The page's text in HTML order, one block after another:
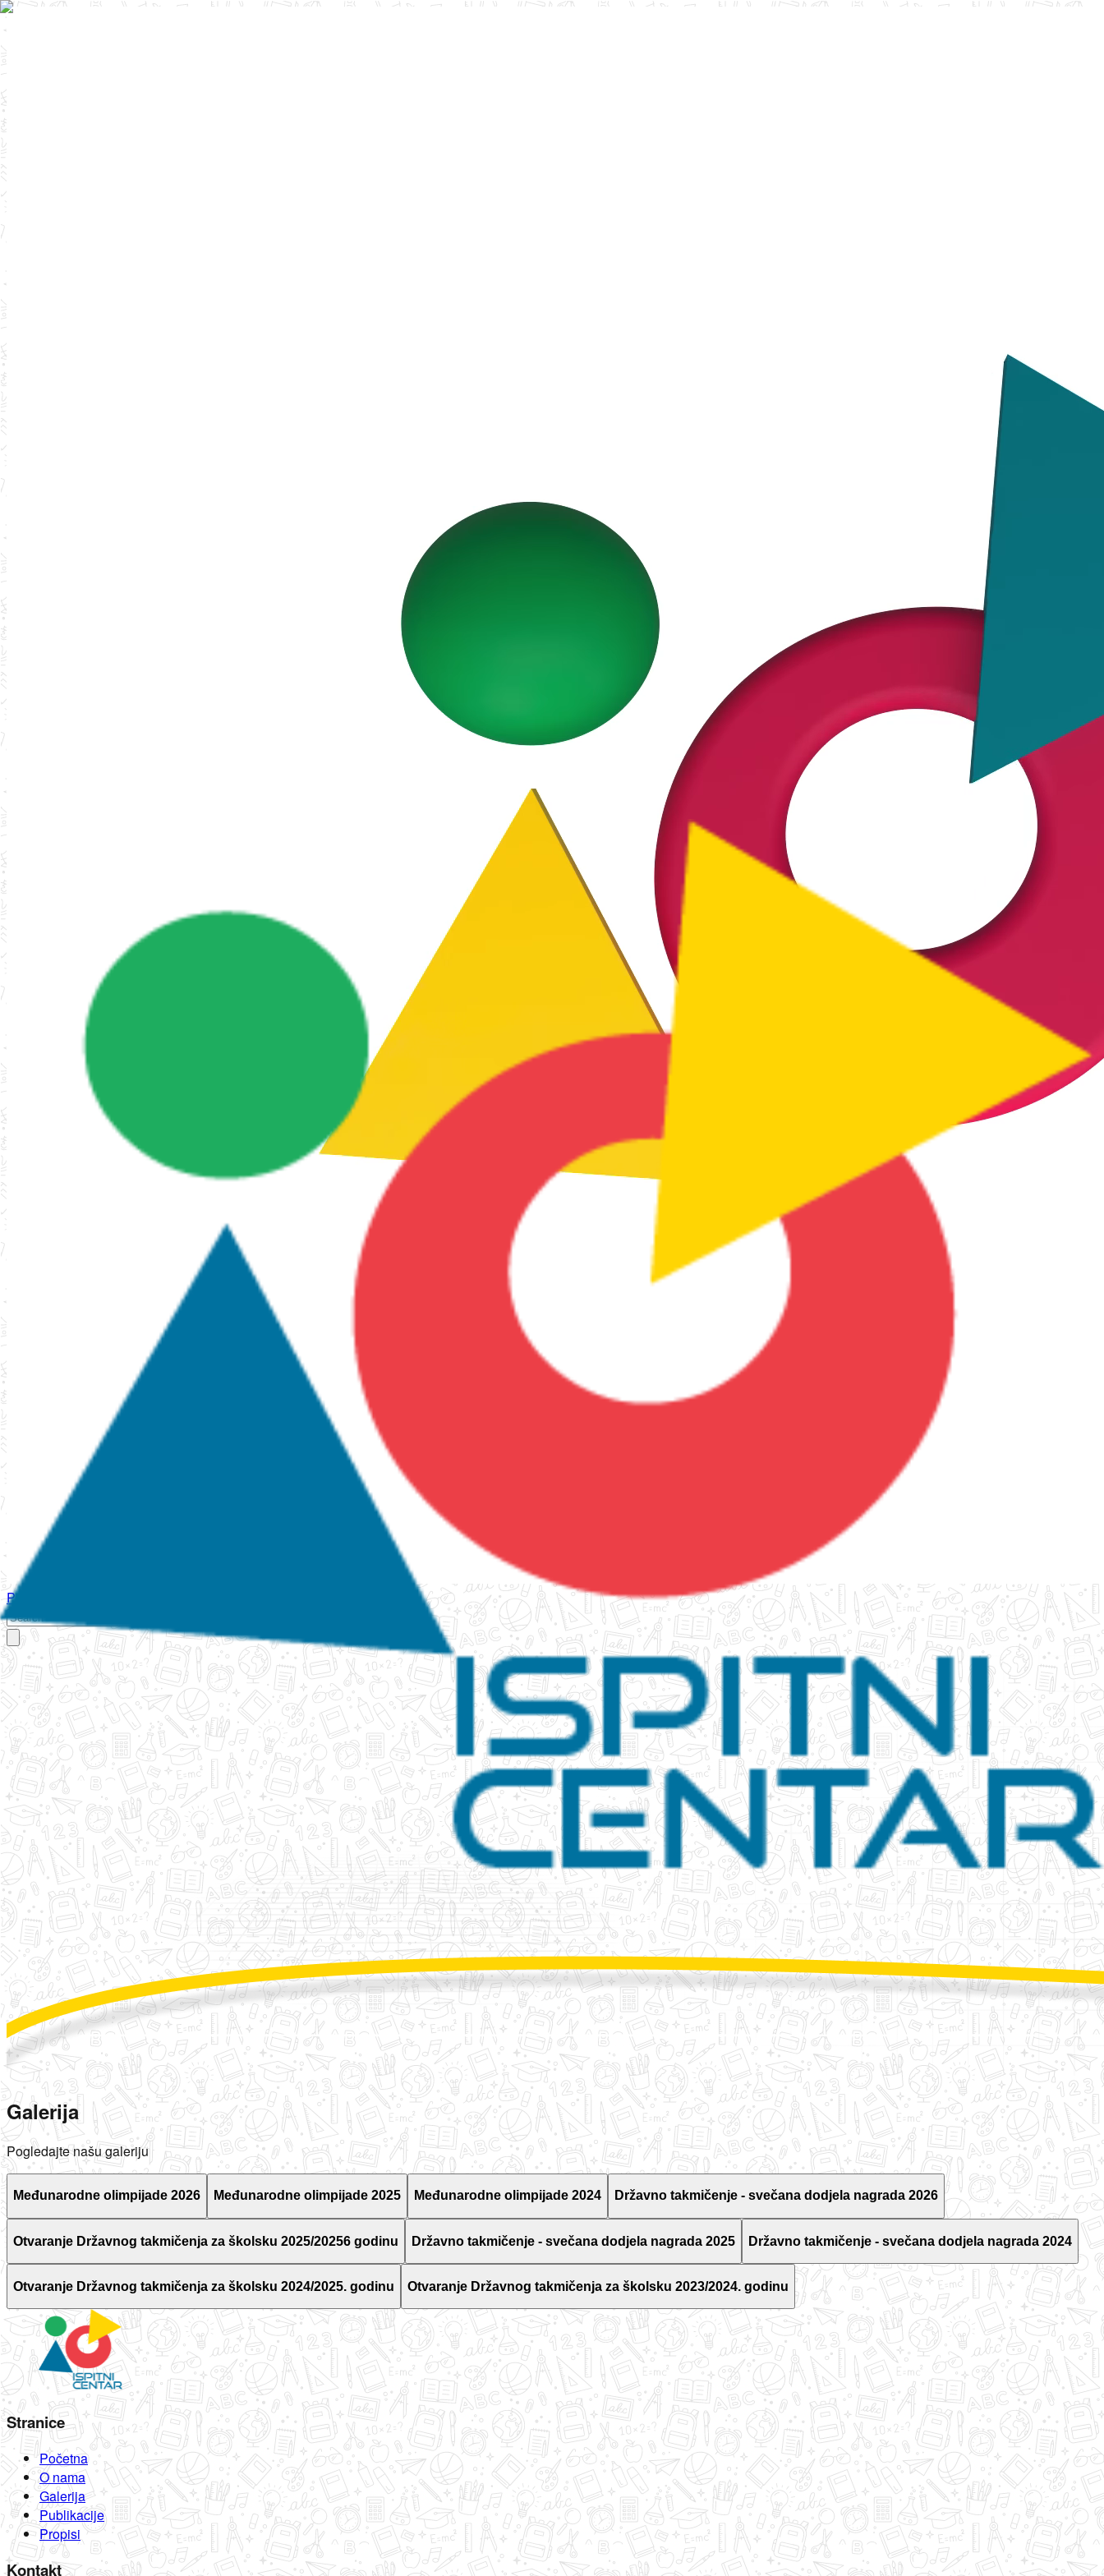
Početna
Galerija
Pogledajte našu galeriju
Međunarodne olimpijade 2026 Međunarodne olimpijade 2025 Međunarodne olimpijade 2024 Državno takmičenje - svečana dodjela nagrada 2026
Otvaranje Državnog takmičenja za školsku 2025/20256 godinu Državno takmičenje - svečana dodjela nagrada 2025 Državno takmičenje - svečana dodjela nagrada 2024
Otvaranje Državnog takmičenja za školsku 2024/2025. godinu Otvaranje Državnog takmičenja za školsku 2023/2024. godinu
Stranice
Početna
O nama
Galerija
Publikacije
Propisi
Kontakt